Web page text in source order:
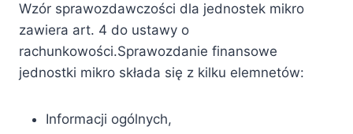
Wzór sprawozdawczości dla jednostek mikro
zawiera art. 4 do ustawy o
rachunkowości.Sprawozdanie finansowe
jednostki mikro składa się z kilku elemnetów:
Informacji ogólnych,